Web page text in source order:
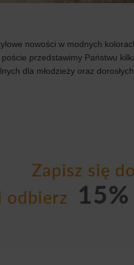
nowości w modnych
przedstawimy Państwu
dla młodzieży oraz